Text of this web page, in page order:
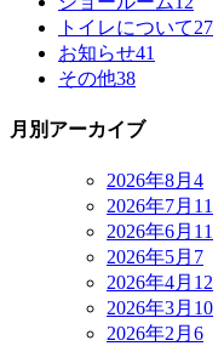
トイレについて27
お知らせ41
その他38
月別アーカイブ
2026年8月 4
2026年7月 11
2026年6月 11
2026年5月 7
2026年4月 12
2026年3月 10
2026年2月 6